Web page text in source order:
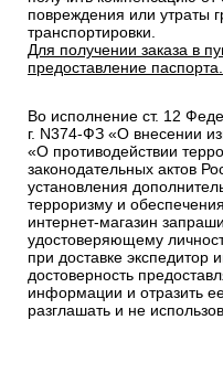
повреждения или утраты
транспортировки.
Для получении заказа в
предоставление паспорта.
Во исполнение ст. 12
г. N374-ФЗ «О внесении
«О противодействии
законодательных актов
установления
терроризму и
интернет-магазин
удостоверяющему
при доставке экспедитор
достоверность
информации и отразить
разглашать и не